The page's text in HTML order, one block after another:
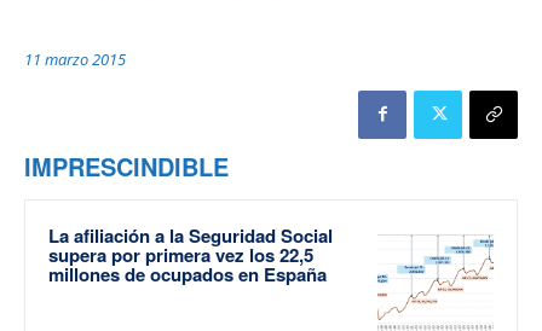
11 marzo 2015
IMPRESCINDIBLE
La afiliación a la Seguridad Social
supera por primera vez los 22,5
millones de ocupados en España